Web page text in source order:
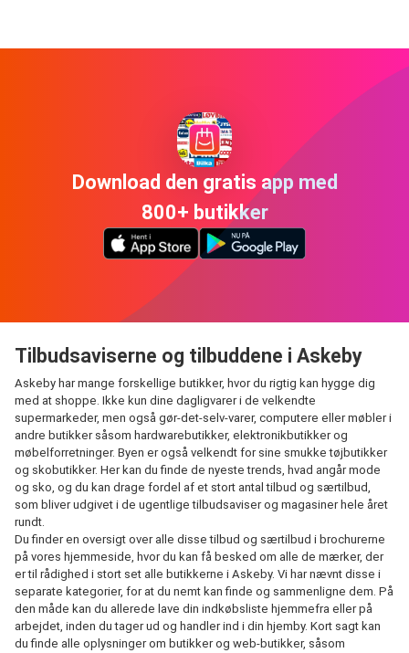
Download den gratis app med
800+ butikker
Tilbudsaviserne og tilbuddene i Askeby
Askeby har mange forskellige butikker, hvor du rigtig kan hygge dig
med at shoppe. Ikke kun dine dagligvarer i de velkendte
supermarkeder, men også gør-det-selv-varer, computere eller møbler i
andre butikker såsom hardwarebutikker, elektronikbutikker og
møbelforretninger. Byen er også velkendt for sine smukke tøjbutikker
og skobutikker. Her kan du finde de nyeste trends, hvad angår mode
og sko, og du kan drage fordel af et stort antal tilbud og særtilbud,
som bliver udgivet i de ugentlige tilbudsaviser og magasiner hele året
rundt.
Du finder en oversigt over alle disse tilbud og særtilbud i brochurerne
på vores hjemmeside, hvor du kan få besked om alle de mærker, der
er til rådighed i stort set alle butikkerne i Askeby. Vi har nævnt disse i
separate kategorier, for at du nemt kan finde og sammenligne dem. På
den måde kan du allerede lave din indkøbsliste hjemmefra eller på
arbejdet, inden du tager ud og handler ind i din hjemby. Kort sagt kan
du finde alle oplysninger om butikker og web-butikker, såsom